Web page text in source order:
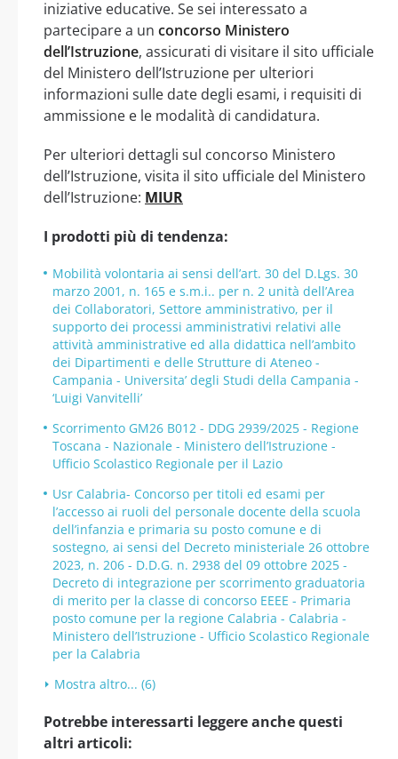
iniziative educative. Se sei interessato a
partecipare a un concorso Ministero
dell’Istruzione, assicurati di visitare il sito ufficiale
del Ministero dell’Istruzione per ulteriori
informazioni sulle date degli esami, i requisiti di
ammissione e le modalità di candidatura.
Per ulteriori dettagli sul concorso Ministero
dell’Istruzione, visita il sito ufficiale del Ministero
dell’Istruzione: MIUR
I prodotti più di tendenza:
Mobilità volontaria ai sensi dell’art. 30 del D.Lgs. 30
marzo 2001, n. 165 e s.m.i.. per n. 2 unità dell’Area
dei Collaboratori, Settore amministrativo, per il
supporto dei processi amministrativi relativi alle
attività amministrative ed alla didattica nell’ambito
dei Dipartimenti e delle Strutture di Ateneo -
Campania - Universita’ degli Studi della Campania -
‘Luigi Vanvitelli’
Scorrimento GM26 B012 - DDG 2939/2025 - Regione
Toscana - Nazionale - Ministero dell’Istruzione -
Ufficio Scolastico Regionale per il Lazio
Usr Calabria- Concorso per titoli ed esami per
l’accesso ai ruoli del personale docente della scuola
dell’infanzia e primaria su posto comune e di
sostegno, ai sensi del Decreto ministeriale 26 ottobre
2023, n. 206 - D.D.G. n. 2938 del 09 ottobre 2025 -
Decreto di integrazione per scorrimento graduatoria
di merito per la classe di concorso EEEE - Primaria
posto comune per la regione Calabria - Calabria -
Ministero dell’Istruzione - Ufficio Scolastico Regionale
per la Calabria
Mostra altro... (6)
Potrebbe interessarti leggere anche questi
altri articoli: